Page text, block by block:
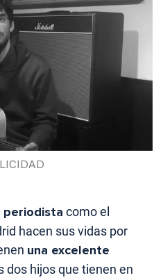
periodista como el
hacen sus vidas por
una excelente
dos hijos que tienen en